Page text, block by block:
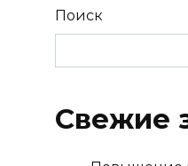
Поиск
Свежие